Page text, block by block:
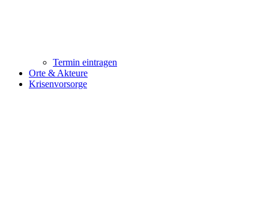
Termin eintragen
Orte & Akteure
Krisenvorsorge